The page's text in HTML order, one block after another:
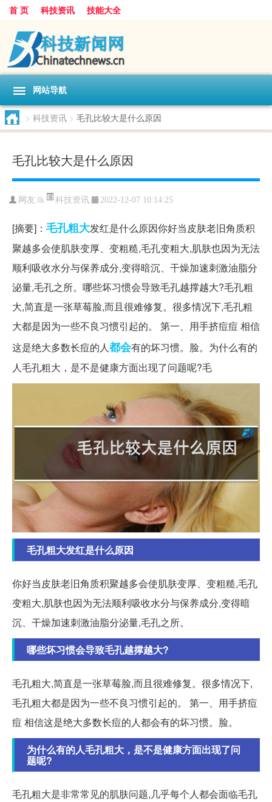
首 页 科技资讯 技能大全
网站导航
> 科技资讯 > 毛孔比较大是什么原因
毛孔比较大是什么原因
网友: lk 科技资讯 2022-12-07 10:14:25
[摘要]： 毛孔粗大发红是什么原因你好当皮肤老旧角质积
聚越多会使肌肤变厚、变粗糙,毛孔变粗大,肌肤也因为无法
顺利吸收水分与保养成分,变得暗沉、干燥加速刺激油脂分
泌量,毛孔之所。哪些坏习惯会导致毛孔越撑越大?毛孔粗
大,简直是一张草莓脸,而且很难修复。很多情况下,毛孔粗
大都是因为一些不良习惯引起的。 第一、用手挤痘痘 相信
这是绝大多数长痘的人都会有的坏习惯。脸。为什么有的
人毛孔粗大，是不是健康方面出现了问题呢?毛
毛孔粗大发红是什么原因
你好当皮肤老旧角质积聚越多会使肌肤变厚、变粗糙,毛孔
变粗大,肌肤也因为无法顺利吸收水分与保养成分,变得暗
沉、干燥加速刺激油脂分泌量,毛孔之所。
哪些坏习惯会导致毛孔越撑越大?
毛孔粗大,简直是一张草莓脸,而且很难修复。很多情况下,
毛孔粗大都是因为一些不良习惯引起的。 第一、用手挤痘
痘 相信这是绝大多数长痘的人都会有的坏习惯。脸。
为什么有的人毛孔粗大，是不是健康方面出现了问
题呢?
毛孔粗大是非常常见的肌肤问题,几乎每个人都会面临毛孔